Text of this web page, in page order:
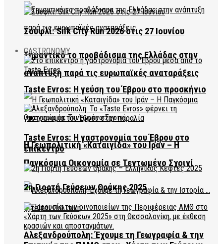
Σημαντικό το προβάδισμα της Ελλάδας στην
ανάπτυξη παρά τις ευρωπαϊκές αναταράξεις
Η Γεωπολιτική «Καταιγίδα» του Ιράν – Η
Παγκόσμια Οικονομία σε Τεντωμένο Σχοινί
Αλεξανδρούπολη: Έχουμε τη Γεωγραφία & την
Σουφλί: Silk City Run 2026 στις 27 Ιουνίου
GASTRONOMY
Taste Evros: Η γεύση του Έβρου στο προσκήνιο
Taste Evros: Η γαστρονομία του Έβρου στο
επίκεντρο
2η Γιορτή Γεύσεων Θράκης 2025